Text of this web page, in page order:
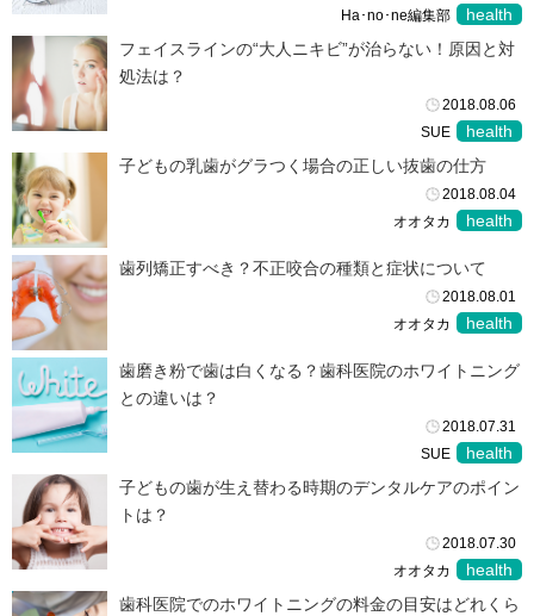
Ha･no･ne編集部
health
フェイスラインの“大人ニキビ”が治らない！原因と対
処法は？
2018.08.06
SUE
health
子どもの乳歯がグラつく場合の正しい抜歯の仕方
2018.08.04
オオタカ
health
歯列矯正すべき？不正咬合の種類と症状について
2018.08.01
オオタカ
health
歯磨き粉で歯は白くなる？歯科医院のホワイトニング
との違いは？
2018.07.31
SUE
health
子どもの歯が生え替わる時期のデンタルケアのポイン
トは？
2018.07.30
オオタカ
health
歯科医院でのホワイトニングの料金の目安はどれくら